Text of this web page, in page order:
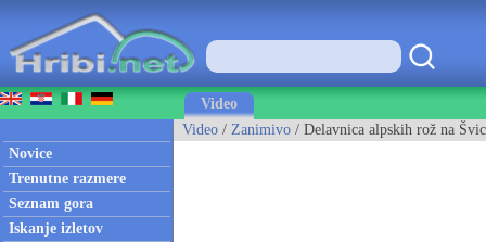
Video
Novice
Trenutne razmere
Seznam gora
Iskanje izletov
Video / Zanimivo / Delavnica alpskih rož na